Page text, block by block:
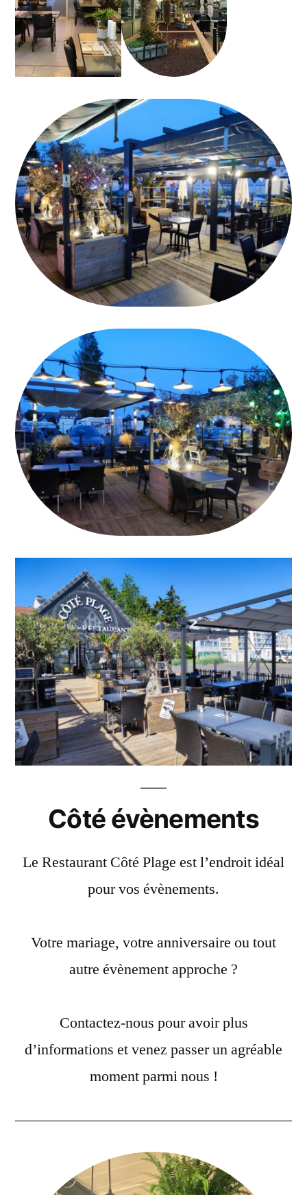
Côté évènements
Le Restaurant Côté Plage est l’endroit idéal
pour vos évènements.
Votre mariage, votre anniversaire ou tout
autre évènement approche ?
Contactez-nous pour avoir plus
d’informations et venez passer un agréable
moment parmi nous !